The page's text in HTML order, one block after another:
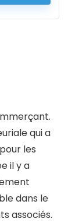
qui a
les
il y a
dans le
associés.